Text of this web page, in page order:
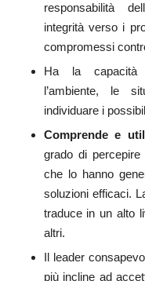
responsabilità
integrità verso i
compromessi
Ha la
l’ambiente, le
individuare i
Comprende e
grado di
che lo hanno
soluzioni efficaci.
traduce in un alto
altri.
Il leader
più incline ad